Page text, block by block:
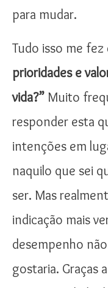
para mudar.
Tudo isso me
prioridades e
vida?” Muito
responder esta
intenções em
naquilo que sei
ser. Mas
indicação mais
desempenho
gostaria. Graças